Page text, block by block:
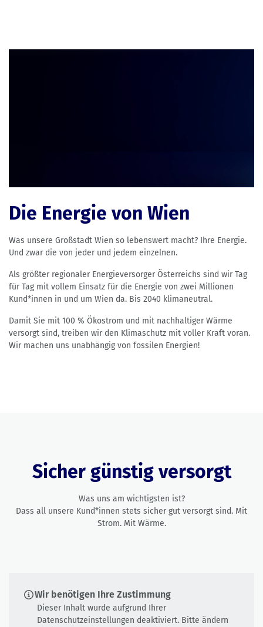
Die Energie von Wien
Was unsere Großstadt Wien so lebenswert macht? Ihre Energie.
Und zwar die von jeder und jedem einzelnen.
Als größter regionaler Energieversorger Österreichs sind wir Tag
für Tag mit vollem Einsatz für die Energie von zwei Millionen
Kund*innen in und um Wien da. Bis 2040 klimaneutral.
Damit Sie mit 100 % Ökostrom und mit nachhaltiger Wärme
versorgt sind, treiben wir den Klimaschutz mit voller Kraft voran.
Wir machen uns unabhängig von fossilen Energien!
Sicher günstig versorgt
Was uns am wichtigsten ist?
Dass all unsere Kund*innen stets sicher gut versorgt sind. Mit
Strom. Mit Wärme.
Wir benötigen Ihre Zustimmung
Dieser Inhalt wurde aufgrund Ihrer
Datenschutzeinstellungen deaktiviert. Bitte ändern